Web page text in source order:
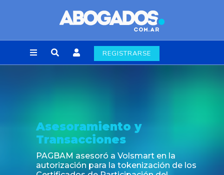
REGISTRARSE
Noticia
Fin de la obligación de rúbrica de los
laborales en la Ciudad de Buenos Aires